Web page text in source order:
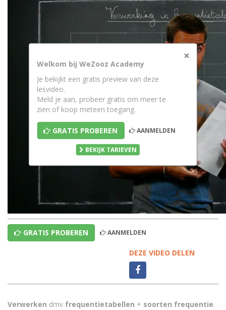
×
Welkom bij WeZooz Academy
Je bekijkt een gratis preview van deze
lesvideo.
Meld je aan, probeer gratis om meer te
zien of koop meteen toegang.
GRATIS PROBEREN AANMELDEN
BEKIJK TARIEVEN
GRATIS PROBEREN AANMELDEN
DEZE VIDEO DELEN
Verwerken dmv frequentietabellen + soorten frequentie.